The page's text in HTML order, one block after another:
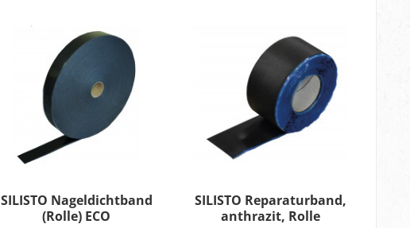
SILISTO Nageldichtband
(Rolle) ECO
SILISTO Reparaturband,
anthrazit, Rolle